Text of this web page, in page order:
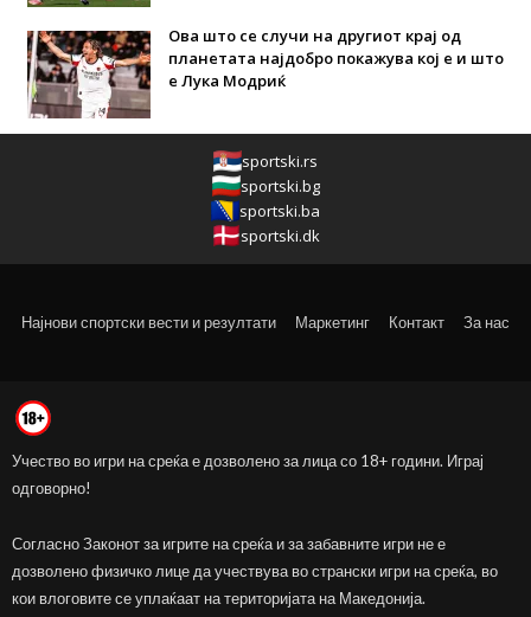
Ова што се случи на другиот крај од
планетата најдобро покажува кој е и што
е Лука Модриќ
sportski.rs
sportski.bg
sportski.ba
sportski.dk
Најнови спортски вести и резултати Маркетинг Контакт За нас
Учество во игри на среќа е дозволено за лица со 18+ години. Играј
одговорно!
Согласно Законот за игрите на среќа и за забавните игри не е
дозволено физичко лице да учествува во странски игри на среќа, во
кои влоговите се уплаќаат на територијата на Македонија.